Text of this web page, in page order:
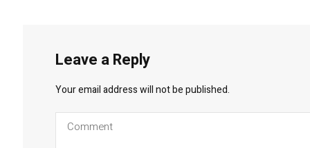
Leave a Reply
Your email address will not be published.